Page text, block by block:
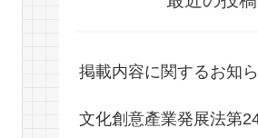
掲載内容に関するお知
文化創意產業発展法第